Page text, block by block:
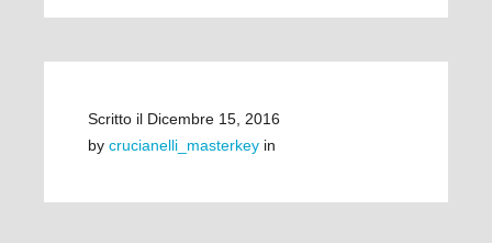
Scritto il Dicembre 15, 2016
by crucianelli_masterkey in